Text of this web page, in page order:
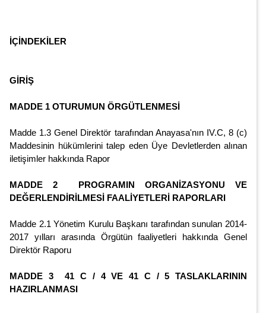
İÇİNDEKİLER
GİRİŞ
MADDE 1 OTURUMUN ÖRGÜTLENMESİ
Madde 1.3 Genel Direktör tarafından Anayasa'nın IV.C, 8 (c)
Maddesinin hükümlerini talep eden Üye Devletlerden alınan
iletişimler hakkında Rapor
MADDE 2 PROGRAMIN ORGANİZASYONU VE
DEĞERLENDİRİLMESİ FAALİYETLERİ RAPORLARI
Madde 2.1 Yönetim Kurulu Başkanı tarafından sunulan 2014-
2017 yılları arasında Örgütün faaliyetleri hakkında Genel
Direktör Raporu
MADDE 3 41 C / 4 VE 41 C / 5 TASLAKLARININ
HAZIRLANMASI